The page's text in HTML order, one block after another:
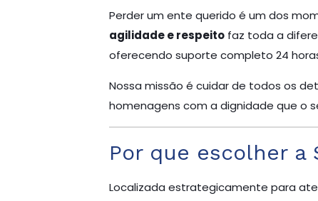
Perder um ente querido é um dos
agilidade e respeitofaz toda a
oferecendo suporte completo 24
Nossa missão é cuidar de todos os
homenagens com a dignidade que o
Por que escolher a
Localizada estrategicamente para